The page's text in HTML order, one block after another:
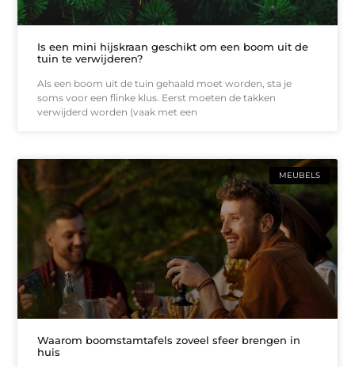
Is een mini hijskraan geschikt om een boom uit de
tuin te verwijderen?
Als een boom uit de tuin gehaald moet worden, sta je
soms voor een flinke klus. Eerst moeten de takken
verwijderd worden (vaak met een
MEUBELS
Waarom boomstamtafels zoveel sfeer brengen in
huis